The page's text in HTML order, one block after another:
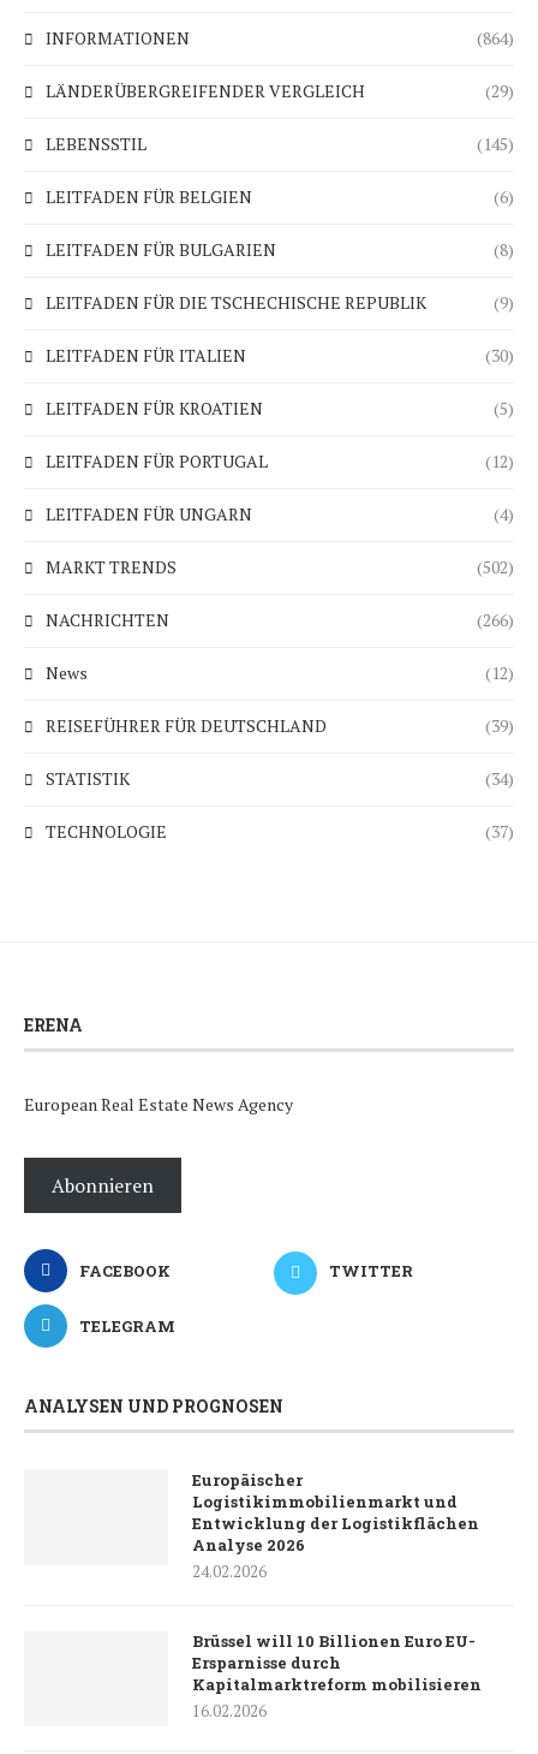
INFORMATIONEN (864)
LÄNDERÜBERGREIFENDER VERGLEICH (29)
LEBENSSTIL (145)
LEITFADEN FÜR BELGIEN (6)
LEITFADEN FÜR BULGARIEN (8)
LEITFADEN FÜR DIE TSCHECHISCHE REPUBLIK (9)
LEITFADEN FÜR ITALIEN (30)
LEITFADEN FÜR KROATIEN (5)
LEITFADEN FÜR PORTUGAL (12)
LEITFADEN FÜR UNGARN (4)
MARKT TRENDS (502)
NACHRICHTEN (266)
News (12)
REISEFÜHRER FÜR DEUTSCHLAND (39)
STATISTIK (34)
TECHNOLOGIE (37)
ERENA
European Real Estate News Agency
Abonnieren
FACEBOOK TWITTER
TELEGRAM
ANALYSEN UND PROGNOSEN
Europäischer
Logistikimmobilienmarkt und
Entwicklung der Logistikflächen
Analyse 2026
24.02.2026
Brüssel will 10 Billionen Euro EU-
Ersparnisse durch
Kapitalmarktreform mobilisieren
16.02.2026